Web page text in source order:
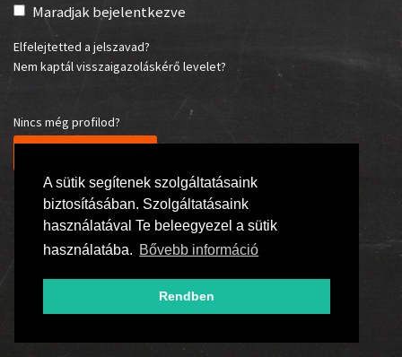
A sütik segítenek szolgáltatásaink
biztosításában. Szolgáltatásaink
használatával Te beleegyezel a sütik
használatába. Bővebb információ
Rendben
Maradjak bejelentkezve
Elfelejtetted a jelszavad?
Nem kaptál visszaigazoláskérő levelet?
Nincs még profilod?